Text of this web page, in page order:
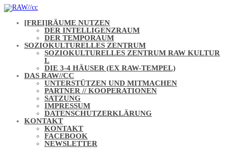
Skip
to
content [FREI]RÄUME NUTZEN
DER INTELLIGENZRAUM
DER TEMPORAUM
SOZIOKULTURELLES ZENTRUM
SOZIOKULTURELLES ZENTRUM RAW KULTUR
L
DIE 3-4 HÄUSER (EX RAW-TEMPEL)
DAS RAW//CC
UNTERSTÜTZEN UND MITMACHEN
PARTNER // KOOPERATIONEN
SATZUNG
IMPRESSUM
DATENSCHUTZERKLÄRUNG
KONTAKT
KONTAKT
FACEBOOK
NEWSLETTER